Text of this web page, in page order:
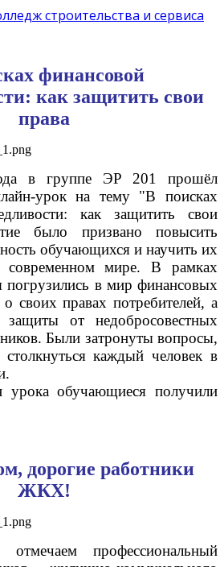
строительства и сервиса
финансовой
как защитить свои
права
в группе ЭР 201 прошёл
урок на тему "В поисках
как защитить свои
было призвано повысить
обучающихся и научить их
современном мире. В рамках
погрузились в мир финансовых
своих правах потребителей, а
от недобросовестных
Были затронуты вопросы,
каждый человек в
урока обучающиеся получили
дорогие работники
ЖКХ!
профессиональный